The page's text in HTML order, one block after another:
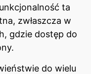
ta
zwłaszcza w
gdzie dostęp do
do wielu